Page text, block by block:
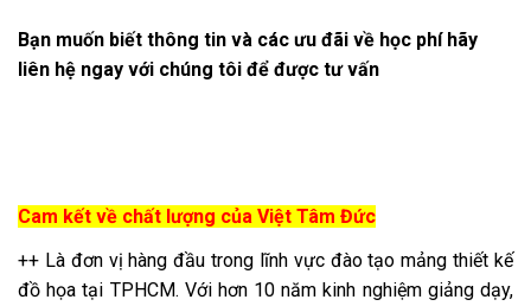
Bạn muốn biết thông tin và các ưu đãi về học phí hãy
liên hệ ngay với chúng tôi để được tư vấn
Cam kết về chất lượng của Việt Tâm Đức
++ Là đơn vị hàng đầu trong lĩnh vực đào tạo mảng thiết kế
đồ họa tại TPHCM. Với hơn 10 năm kinh nghiệm giảng dạy,